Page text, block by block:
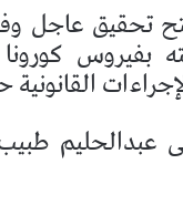
تحقيق عاجل
بفيروس
عبدالحليم